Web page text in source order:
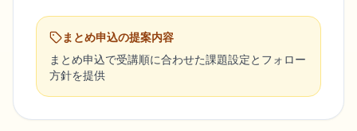
まとめ申込の提案内容
まとめ申込で受講順に合わせた課題設定とフォロー
方針を提供